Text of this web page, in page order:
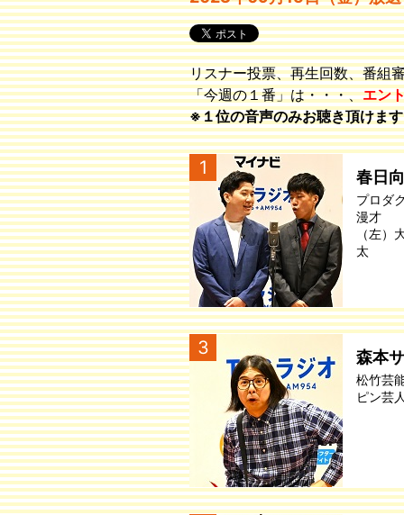
リスナー投票、再生回数、番組
「今週の１番」は・・・、エン
※１位の音声のみお聴き頂けます
1 春日
プロダ
漫才
（左
太
3 森本
松竹芸
ピン芸